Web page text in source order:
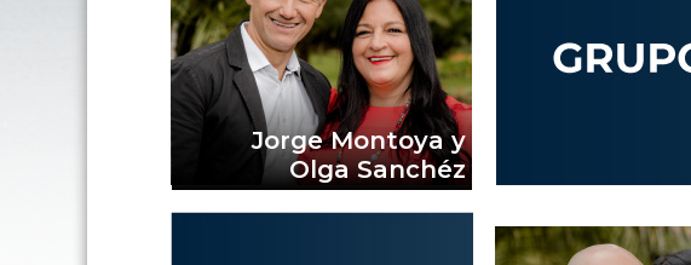
Jorge Montoya y
Olga Sanchéz